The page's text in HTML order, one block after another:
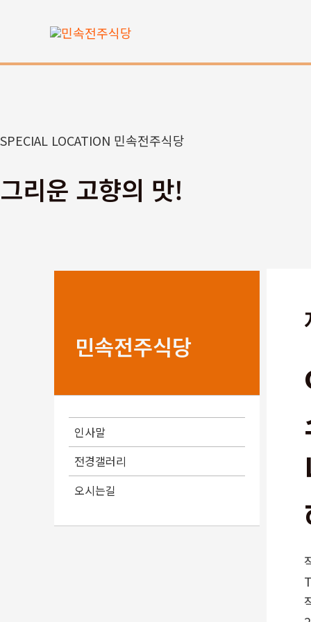
로
기
SPECIAL LOCATION 민속전주식당
그리운 고향의 맛!
민속전주식당
인사말
전경갤러리
오시는길